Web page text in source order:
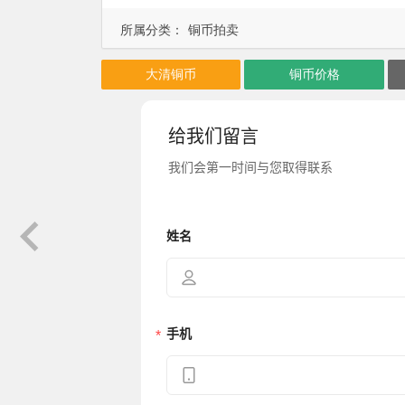
所属分类： 铜币拍卖
大清铜币 铜币价格